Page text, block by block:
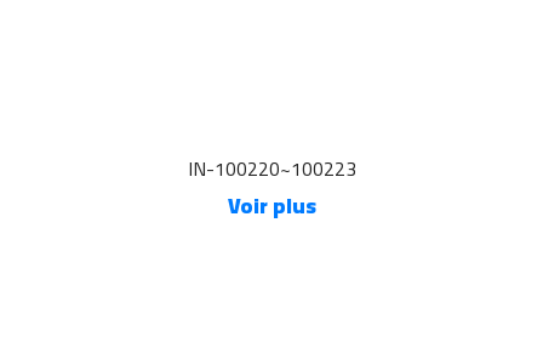
IN-100220~100223
Voir plus